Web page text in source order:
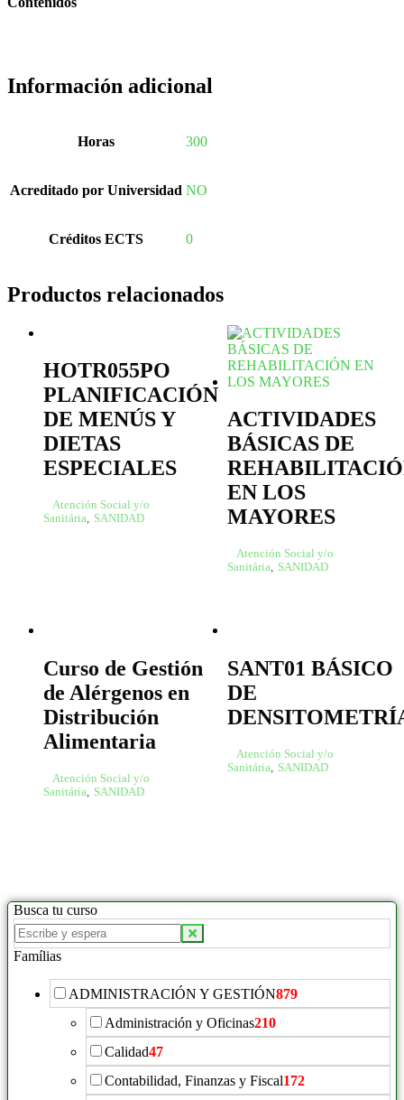
Información adicional
Horas 300
Acreditado por Universidad NO
Créditos ECTS 0
Productos relacionados
HOTR055PO
PLANIFICACIÓN
DE MENÚS Y
DIETAS
ESPECIALES
Atención Social y/o
Sanitária, SANIDAD
ACTIVIDADES
BÁSICAS DE
EN LOS
MAYORES
Atención Social y/o
Sanitária, SANIDAD
Curso de Gestión
de Alérgenos en
Distribución
Alimentaria
Atención Social y/o
Sanitária, SANIDAD
SANT01 BÁSICO
DE
Atención Social y/o
Sanitária, SANIDAD
Busca tu curso
Famílias
ADMINISTRACIÓN Y GESTIÓN879
Administración y Oficinas210
Calidad47
Contabilidad, Finanzas y Fiscal172